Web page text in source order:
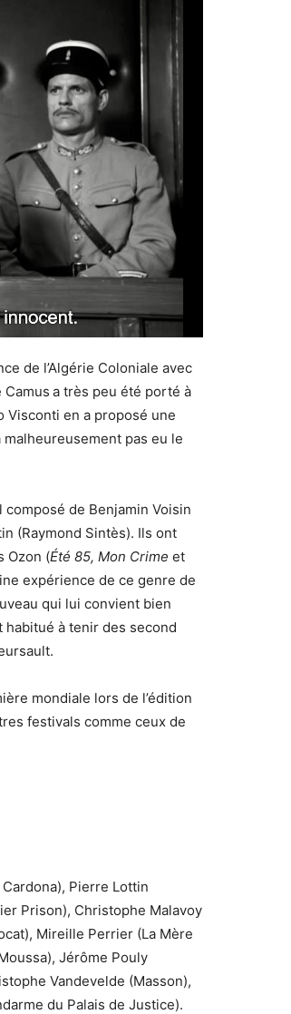
de l’Algérie Coloniale avec
Camus a très peu été porté à
Visconti en a proposé une
malheureusement pas eu le
de Benjamin Voisin
(Raymond Sintès). Ils ont
Ozon (Été 85, Mon Crime et
expérience de ce genre de
qui lui convient bien
habitué à tenir des second
mondiale lors de l’édition
festivals comme ceux de
Pierre Lottin
Prison), Christophe Malavoy
Mireille Perrier (La Mère
Jérôme Pouly
Vandevelde (Masson),
du Palais de Justice).